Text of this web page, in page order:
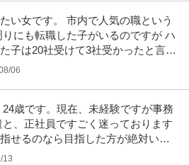
い女です。 市内で人気の職という
にも転職した子がいるのですが ハ
子は20社受けて3社受かったと言っ
06
歳です。現在、未経験ですが事務
、正社員ですごく迷っております
せるのなら目指した方が絶対い
13